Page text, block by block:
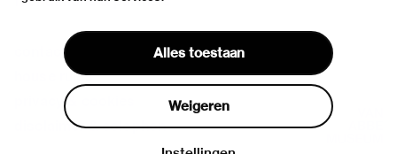
Alles toestaan
Weigeren
contact
house rules
privacy & cookies
disclaimer & colophon